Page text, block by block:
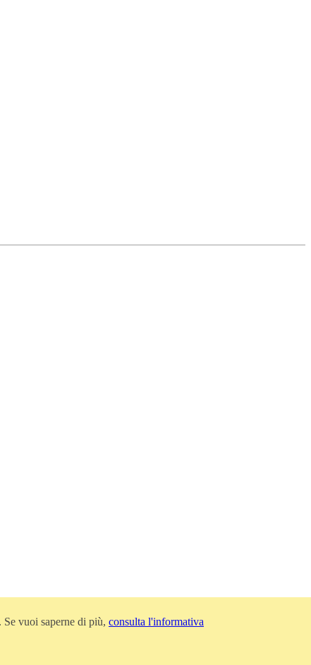
vuoi saperne di più, consulta l'informativa